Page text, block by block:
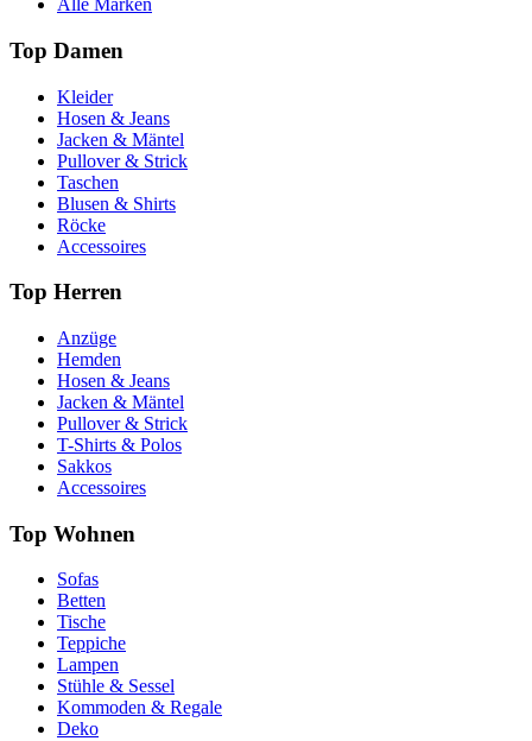
Alle Marken
Top Damen
Kleider
Hosen & Jeans
Jacken & Mäntel
Pullover & Strick
Taschen
Blusen & Shirts
Röcke
Accessoires
Top Herren
Anzüge
Hemden
Hosen & Jeans
Jacken & Mäntel
Pullover & Strick
T-Shirts & Polos
Sakkos
Accessoires
Top Wohnen
Sofas
Betten
Tische
Teppiche
Lampen
Stühle & Sessel
Kommoden & Regale
Deko